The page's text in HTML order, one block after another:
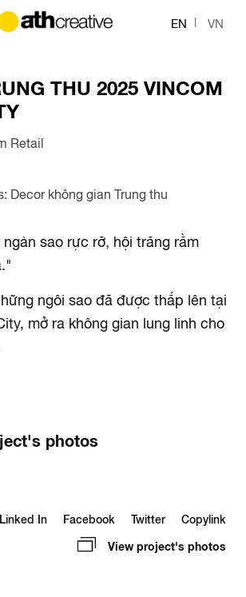
EN VN
THU 2025 VINCOM
Retail
Decor không gian Trung thu
ngàn sao rực rỡ, hội trăng rằm
ngôi sao đã được thắp lên tại
mở ra không gian lung linh cho
photos
Linked In Facebook Twitter
Copylink
View project's photos